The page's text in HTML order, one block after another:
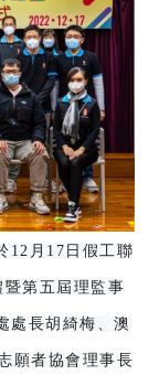
12月17日假工聯
第五屆理監事
處長胡綺梅、澳
願者協會理事長